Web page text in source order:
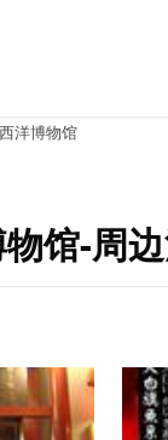
洋博物馆
馆-周